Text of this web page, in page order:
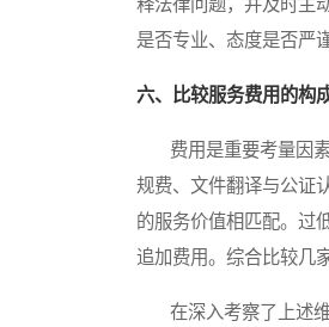
是否专业、态度是否严谨
六、比较服务费用的构
费用是重要考量因素
规费、文件翻译与公证
的服务价值相匹配。过
追加费用。综合比较几
在深入考察了上述维